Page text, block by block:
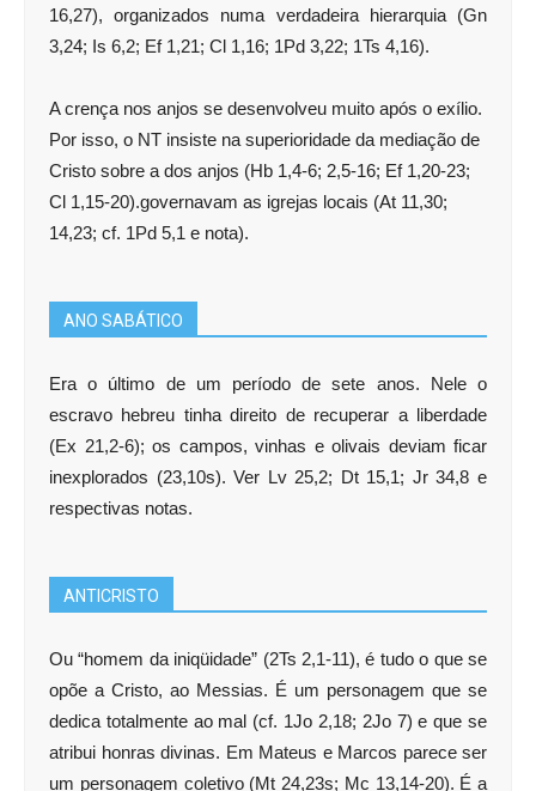
16,27), organizados numa verdadeira hierarquia (Gn
3,24; Is 6,2; Ef 1,21; Cl 1,16; 1Pd 3,22; 1Ts 4,16).
A crença nos anjos se desenvolveu muito após o exílio.
Por isso, o NT insiste na superioridade da mediação de
Cristo sobre a dos anjos (Hb 1,4-6; 2,5-16; Ef 1,20-23;
Cl 1,15-20).governavam as igrejas locais (At 11,30;
14,23; cf. 1Pd 5,1 e nota).
ANO SABÁTICO
Era o último de um período de sete anos. Nele o
escravo hebreu tinha direito de recuperar a liberdade
(Ex 21,2-6); os campos, vinhas e olivais deviam ficar
inexplorados (23,10s). Ver Lv 25,2; Dt 15,1; Jr 34,8 e
respectivas notas.
ANTICRISTO
Ou “homem da iniqüidade” (2Ts 2,1-11), é tudo o que se
opõe a Cristo, ao Messias. É um personagem que se
dedica totalmente ao mal (cf. 1Jo 2,18; 2Jo 7) e que se
atribui honras divinas. Em Mateus e Marcos parece ser
um personagem coletivo (Mt 24,23s; Mc 13,14-20). É a